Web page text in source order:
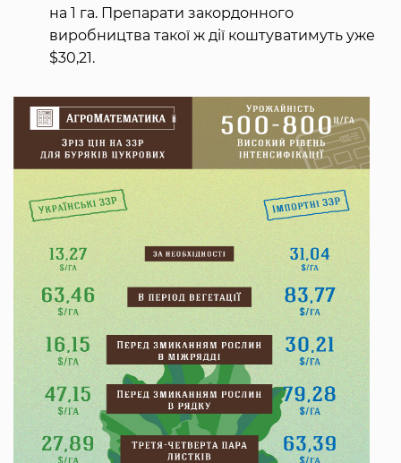
на 1 га. Препарати закордонного
виробництва такої ж дії коштуватимуть уже
$30,21.